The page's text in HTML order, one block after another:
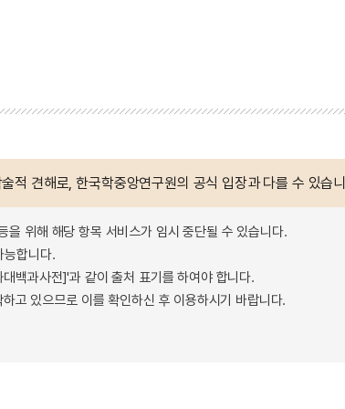
적 견해로, 한국학중앙연구원의 공식 입장과 다를 수 있습
위해 해당 항목 서비스가 임시 중단될 수 있습니다.
능합니다.
백과사전]'과 같이 출처 표기를 하여야 합니다.
고 있으므로 이를 확인하신 후 이용하시기 바랍니다.